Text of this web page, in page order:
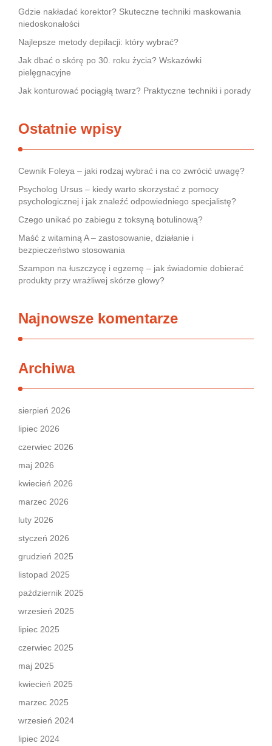
Gdzie nakładać korektor? Skuteczne techniki maskowania
niedoskonałości
Najlepsze metody depilacji: który wybrać?
Jak dbać o skórę po 30. roku życia? Wskazówki
pielęgnacyjne
Jak konturować pociągłą twarz? Praktyczne techniki i porady
Ostatnie wpisy
Cewnik Foleya – jaki rodzaj wybrać i na co zwrócić uwagę?
Psycholog Ursus – kiedy warto skorzystać z pomocy
psychologicznej i jak znaleźć odpowiedniego specjalistę?
Czego unikać po zabiegu z toksyną botulinową?
Maść z witaminą A – zastosowanie, działanie i
bezpieczeństwo stosowania
Szampon na łuszczycę i egzemę – jak świadomie dobierać
produkty przy wrażliwej skórze głowy?
Najnowsze komentarze
Archiwa
sierpień 2026
lipiec 2026
czerwiec 2026
maj 2026
kwiecień 2026
marzec 2026
luty 2026
styczeń 2026
grudzień 2025
listopad 2025
październik 2025
wrzesień 2025
lipiec 2025
czerwiec 2025
maj 2025
kwiecień 2025
marzec 2025
wrzesień 2024
lipiec 2024